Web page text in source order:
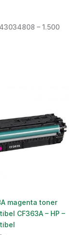
– 1.500
magenta toner
CF363A – HP –